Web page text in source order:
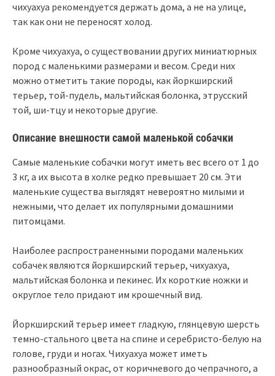
чихуахуа рекомендуется держать дома, а не на улице,
так как они не переносят холод.
Кроме чихуахуа, о существовании других миниатюрных
пород с маленькими размерами и весом. Среди них
можно отметить такие породы, как йоркширский
терьер, той-пудель, мальтийская болонка, этрусский
той, ши-тцу и некоторые другие.
Описание внешности самой маленькой собачки
Самые маленькие собачки могут иметь вес всего от 1 до
3 кг, а их высота в холке редко превышает 20 см. Эти
маленькие существа выглядят невероятно милыми и
нежными, что делает их популярными домашними
питомцами.
Наиболее распространенными породами маленьких
собачек являются йоркширский терьер, чихуахуа,
мальтийская болонка и пекинес. Их короткие ножки и
округлое тело придают им крошечный вид.
Йоркширский терьер имеет гладкую, глянцевую шерсть
темно-стального цвета на спине и серебристо-белую на
голове, груди и ногах. Чихуахуа может иметь
разнообразный окрас, от коричневого до чепрачного, а